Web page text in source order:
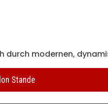
durch modernen,
Stande